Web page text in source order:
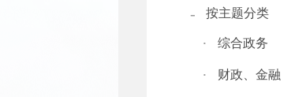
- 按主题分类
· 综合政务
· 财政、金融